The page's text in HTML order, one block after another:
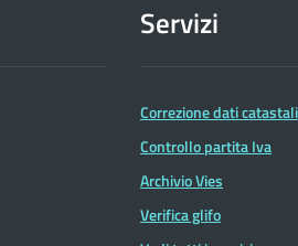
Servizi
Correzione dati catastali
Controllo partita Iva
Archivio Vies
Verifica glifo